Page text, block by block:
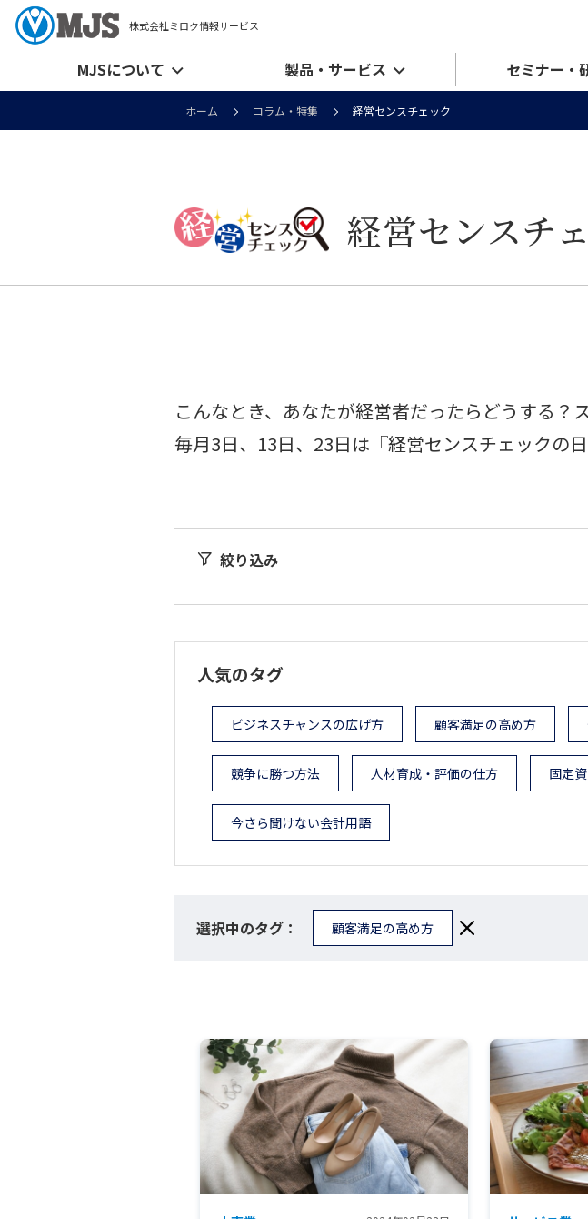
株式会社ミロク情報サービス
MJSについて 製品・サービス セミナー・
ホーム コラム・特集 経営センスチェック
経営センスチ
こんなとき、あなたが経営者だったらどうする？
毎月3日、13日、23日は『経営センスチェックの
絞り込み
人気のタグ
ビジネスチャンスの広げ方 顧客満足の高め方
競争に勝つ方法 人材育成・評価の仕方 固定
今さら聞けない会計用語
選択中のタグ： 顧客満足の高め方